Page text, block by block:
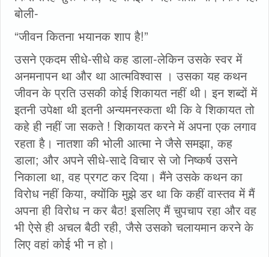
बोली-
“जीवन कितना भयानक शाप है!”
उसने एकदम सीधे-सीधे कह डाला-लेकिन उसके स्वर में
अनमनापन था और था आत्मविश्वास । उसका यह कथन
जीवन के प्रति उसकी कोई शिकायत नहीं थी। इन शब्दों में
इतनी उपेक्षा थी इतनी अन्यमनस्कता थी कि वे शिकायत तो
कहे ही नहीं जा सकते ! शिकायत करने में अपना एक लगाव
रहता है। नातशा की भोली आत्मा ने जैसे समझा, कह
डाला; और अपने सीधे-सादे विचार से जो निष्कर्ष उसने
निकाला था, वह प्रगट कर दिया। मैंने उसके कथन का
विरोध नहीं किया, क्योंकि मुझे डर था कि कहीं वास्तव में मैं
अपना ही विरोध न कर बैठ! इसलिए मैं चुपचाप रहा और वह
भी ऐसे ही अचल बैठी रही, जैसे उसको चलायमान करने के
लिए वहां कोई भी न हो।